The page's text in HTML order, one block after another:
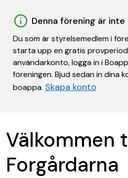
Denna förening är
Du som är styrelsemedlem i
starta upp en gratis
användarkonto, logga in i
föreningen. Bjud sedan in dina
boappa. Skapa konto
Välkommen
Forgårdarna